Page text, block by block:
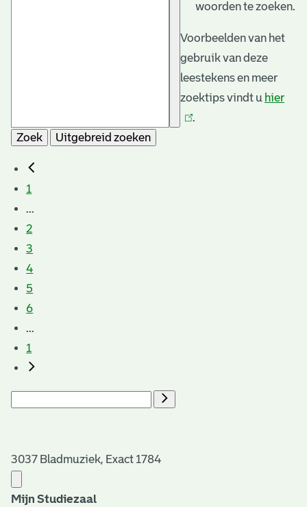
woorden te zoeken.
Voorbeelden van het
gebruik van deze
leestekens en meer
zoektips vindt u hier
.
Zoek
Uitgebreid zoeken
1
...
2
3
4
5
6
...
1
3037 Bladmuziek, Exact 1784
Mijn Studiezaal